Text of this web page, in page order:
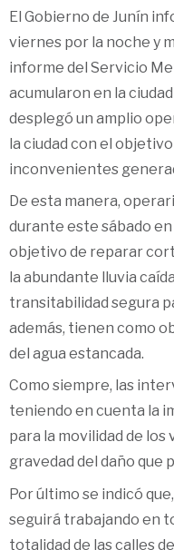
El Gobierno de Junín
viernes por la noche y
informe del Servicio
acumularon en la
desplegó un amplio
la ciudad con el
inconvenientes
De esta manera,
durante este sábado
objetivo de reparar
la abundante lluvia
transitabilidad segura
además, tienen como
del agua estancada.
Como siempre, las
teniendo en cuenta la
para la movilidad de los
gravedad del daño que
Por último se indicó
seguirá trabajando en
totalidad de las calles